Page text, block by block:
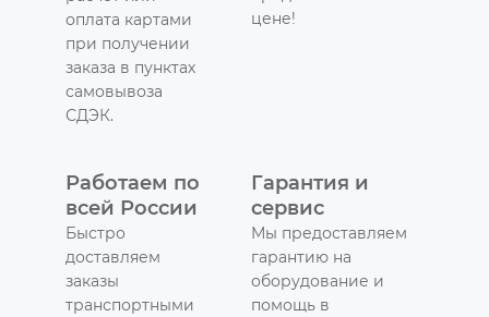
оплата картами
при получении
заказа в пунктах
самовывоза
СДЭК.
цене!
Работаем по
всей России
Быстро
доставляем
заказы
транспортными
Гарантия и
сервис
Мы предоставляем
гарантию на
оборудование и
помощь в